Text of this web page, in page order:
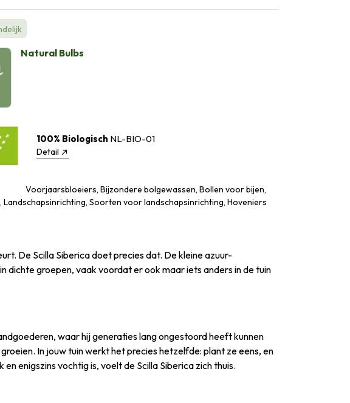
Natural Bulbs
100% Biologisch NL-BIO-01
Detail
Voorjaarsbloeiers, Bijzondere bolgewassen, Bollen voor bijen,
Landschapsinrichting, Soorten voor landschapsinrichting, Hoveniers
De Scilla Siberica doet precies dat. De kleine azuur-
groepen, vaak voordat er ook maar iets anders in de tuin
waar hij generaties lang ongestoord heeft kunnen
In jouw tuin werkt het precies hetzelfde: plant ze eens, en
enigszins vochtig is, voelt de Scilla Siberica zich thuis.